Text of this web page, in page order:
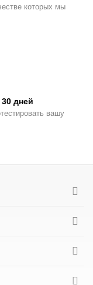
которых мы
дней
вашу